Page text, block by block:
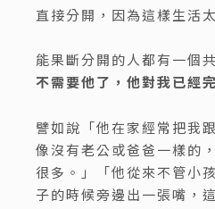
直接分開，因為這樣生活
能果斷分開的人都有一個
不需要他了，他對我已經
譬如說「他在家經常把我
像沒有老公或爸爸一樣的
很多。」「他從來不管小
子的時候旁邊出一張嘴，